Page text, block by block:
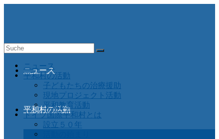
ニュース
平和村の活動
Suche
ニュース
平和村の活動
子どもたちの治療援助
現地プロジェクト活動
平和教育活動
ドイツ国際平和村とは
設立５０年